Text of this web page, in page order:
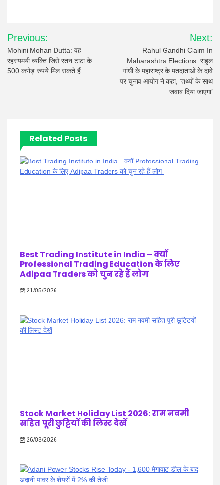
Post
navigation
Previous:
Mohini Mohan Dutta: वह
रहस्यमयी व्यक्ति जिसे रतन टाटा के
500 करोड़ रुपये मिल सकते हैं
Next:
Rahul Gandhi Claim In
Maharashtra Elections: राहुल
गांधी के महाराष्ट्र के मतदाताओं के दावे
पर चुनाव आयोग ने कहा, ‘तथ्यों के साथ
जवाब दिया जाएगा’
Related Posts
Best Trading Institute in India – क्यों
Professional Trading Education के लिए
Adipaa Traders को चुन रहे हैं लोग
21/05/2026
Stock Market Holiday List 2026: राम नवमी
सहित पूरी छुट्टियों की लिस्ट देखें
26/03/2026